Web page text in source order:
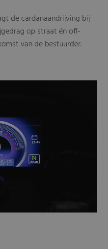
de cardanaandrijving bij
op straat én off-
van de bestuurder.